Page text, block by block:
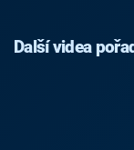
Další videa